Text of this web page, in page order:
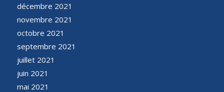
décembre 2021
novembre 2021
octobre 2021
septembre 2021
juillet 2021
juin 2021
mai 2021